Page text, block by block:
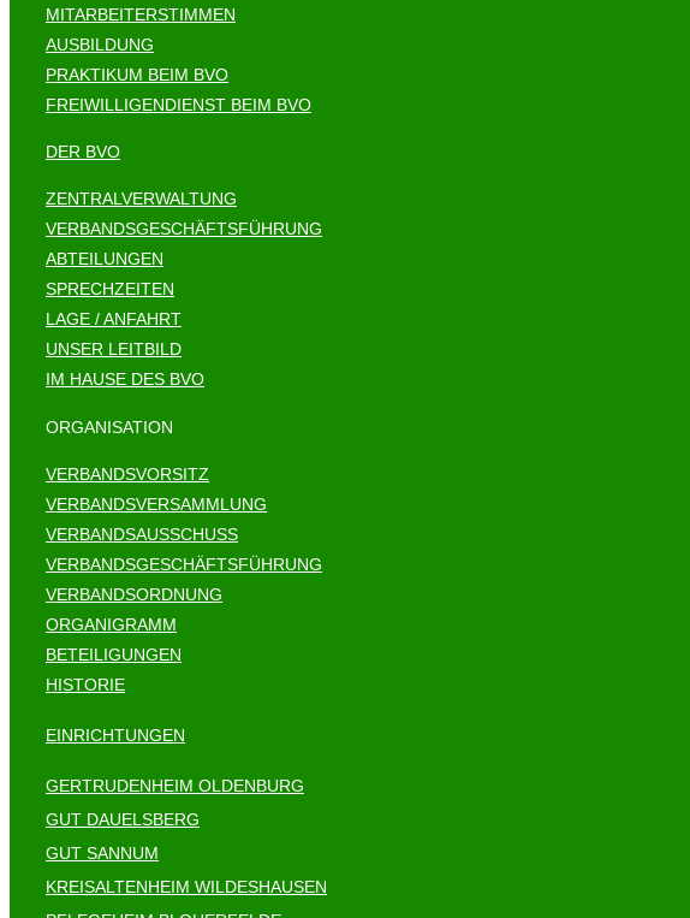
MITARBEITERSTIMMEN
AUSBILDUNG
PRAKTIKUM BEIM BVO
FREIWILLIGENDIENST BEIM BVO
DER BVO
ZENTRALVERWALTUNG
VERBANDSGESCHÄFTSFÜHRUNG
ABTEILUNGEN
SPRECHZEITEN
LAGE / ANFAHRT
UNSER LEITBILD
IM HAUSE DES BVO
ORGANISATION
VERBANDSVORSITZ
VERBANDSVERSAMMLUNG
VERBANDSAUSSCHUSS
VERBANDSGESCHÄFTSFÜHRUNG
VERBANDSORDNUNG
ORGANIGRAMM
BETEILIGUNGEN
HISTORIE
EINRICHTUNGEN
GERTRUDENHEIM OLDENBURG
GUT DAUELSBERG
GUT SANNUM
KREISALTENHEIM WILDESHAUSEN